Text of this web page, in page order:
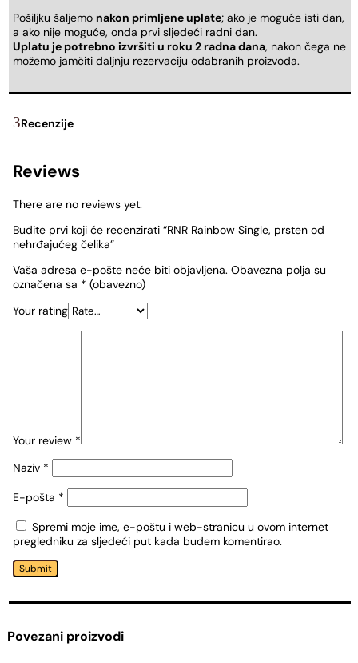
Pošiljku šaljemo nakon primljene uplate; ako je moguće isti dan,
a ako nije moguće, onda prvi sljedeći radni dan.
Uplatu je potrebno izvršiti u roku 2 radna dana, nakon čega ne
možemo jamčiti daljnju rezervaciju odabranih proizvoda.
Recenzije
Reviews
There are no reviews yet.
Budite prvi koji će recenzirati “RNR Rainbow Single, prsten od
nehrđajućeg čelika”
Vaša adresa e-pošte neće biti objavljena. Obavezna polja su
označena sa * (obavezno)
Your rating
Your review *
Naziv *
E-pošta *
Spremi moje ime, e-poštu i web-stranicu u ovom internet
pregledniku za sljedeći put kada budem komentirao.
Submit
Povezani proizvodi